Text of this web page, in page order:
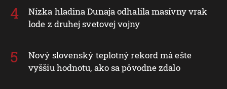
Nízka hladina Dunaja odhalila masívny vrak
lode z druhej svetovej vojny
Nový slovenský teplotný rekord má ešte
vyššiu hodnotu, ako sa pôvodne zdalo